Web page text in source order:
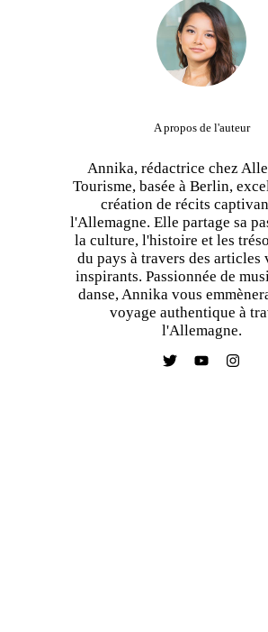
A propos de l'auteur
Annika, rédactrice chez
Tourisme, basée à Berlin,
création de récits
l'Allemagne. Elle partage sa
la culture, l'histoire et les
du pays à travers des articles
inspirants. Passionnée de
danse, Annika vous
voyage authentique à
l'Allemagne.